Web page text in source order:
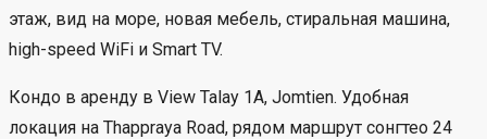
этаж, вид на море, новая мебель, стиральная машина,
high-speed WiFi и Smart TV.
Кондо в аренду в View Talay 1A, Jomtien. Удобная
локация на Thappraya Road, рядом маршрут сонгтео 24